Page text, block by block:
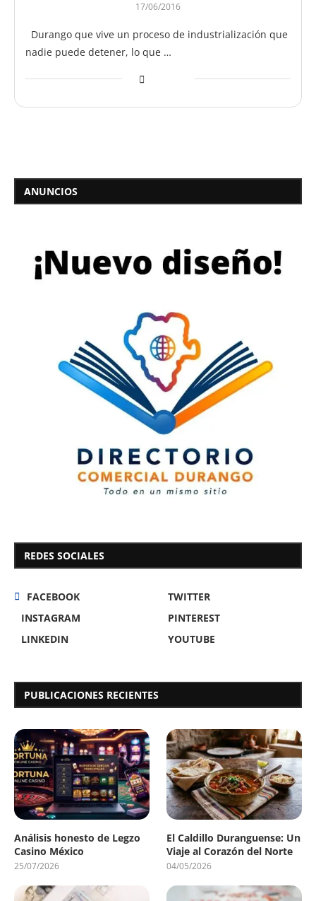
17/06/2016
Durango que vive un proceso de industrialización que
nadie puede detener, lo que …
ANUNCIOS
REDES SOCIALES
FACEBOOK
TWITTER
INSTAGRAM
PINTEREST
LINKEDIN
YOUTUBE
PUBLICACIONES RECIENTES
Análisis honesto de Legzo
Casino México
25/07/2026
El Caldillo Duranguense: Un
Viaje al Corazón del Norte
04/05/2026